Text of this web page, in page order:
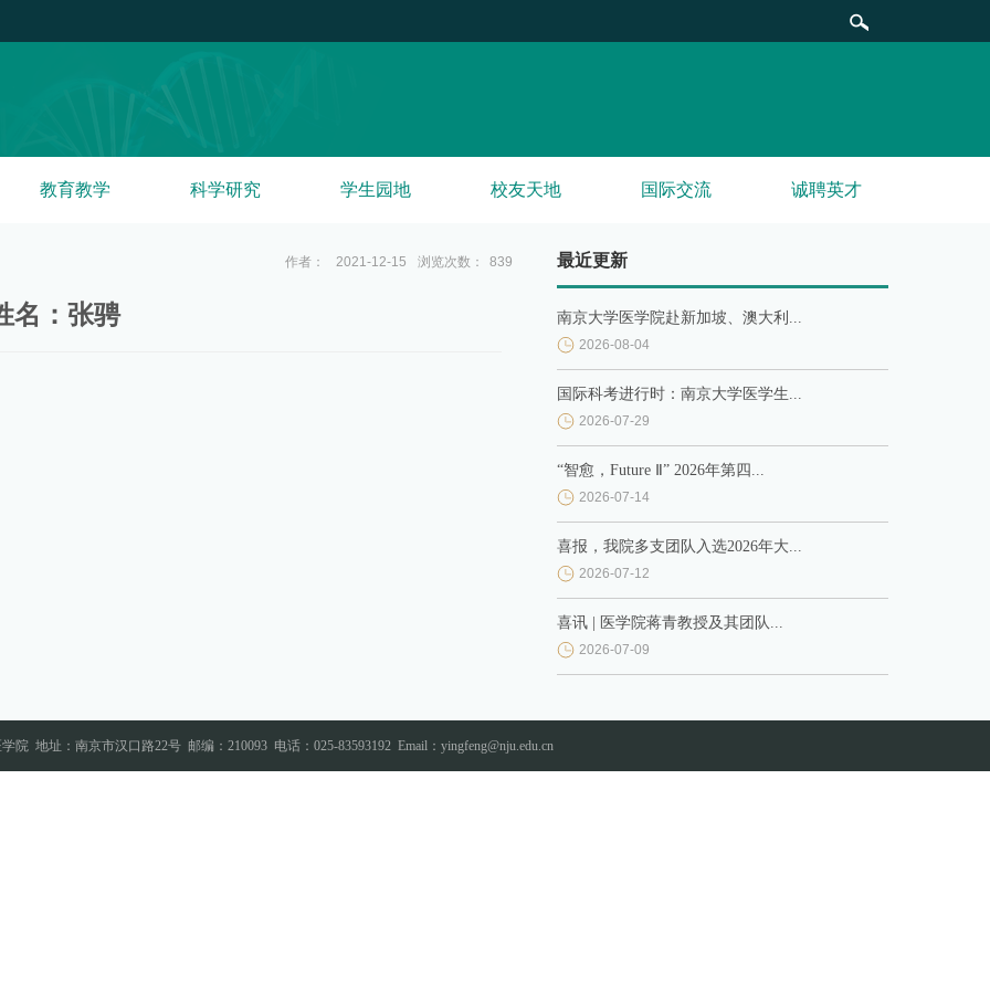
教育教学 科学研究 学生园地 校友天地 国际交流 诚聘英才
作者： 2021-12-15 浏览次数： 839
名：张骋
最近更新
南京大学医学院赴新加坡、澳大利...
2026-08-04
国际科考进行时：南京大学医学生...
2026-07-29
“智愈，Future Ⅱ” 2026年第四...
2026-07-14
喜报，我院多支团队入选2026年大...
2026-07-12
喜讯 | 医学院蒋青教授及其团队...
2026-07-09
院 地址：南京市汉口路22号 邮编：210093 电话：025-83593192 Email：yingfeng@nju.edu.cn